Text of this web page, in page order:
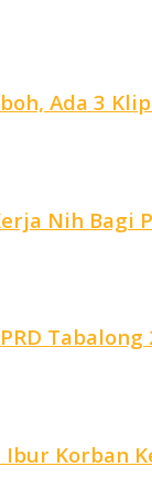
Ada 3
Nih Bagi
Korban